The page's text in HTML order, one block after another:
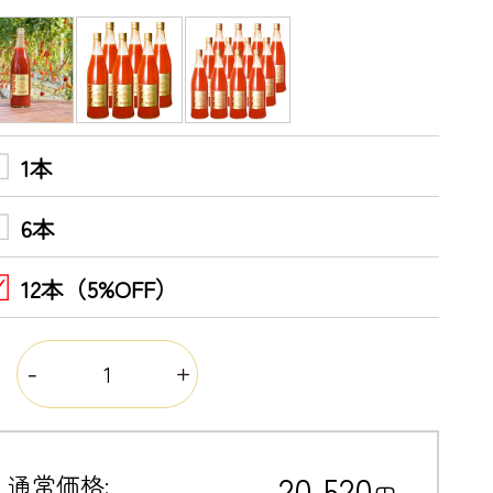
1本
6本
12本（5%OFF）
通常価格: